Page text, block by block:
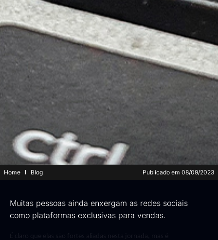
Home Blog Publicado em 08/09/2023
Muitas pessoas ainda enxergam as redes sociais
como plataformas exclusivas para vendas.